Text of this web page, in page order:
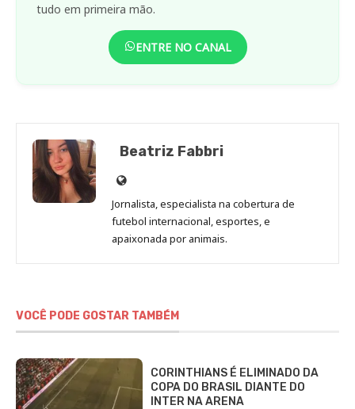
tudo em primeira mão.
ENTRE NO CANAL
Beatriz Fabbri
Site
de
Beatriz
Fabbri
Jornalista, especialista na cobertura de
futebol internacional, esportes, e
apaixonada por animais.
VOCÊ PODE GOSTAR TAMBÉM
CORINTHIANS É ELIMINADO DA
COPA DO BRASIL DIANTE DO
INTER NA ARENA